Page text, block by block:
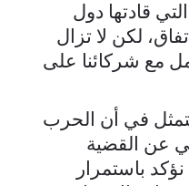
قادتها دول
لكن لا تزال
مع شركائنا على
في أن الحرب
عن القضية
باستمرار